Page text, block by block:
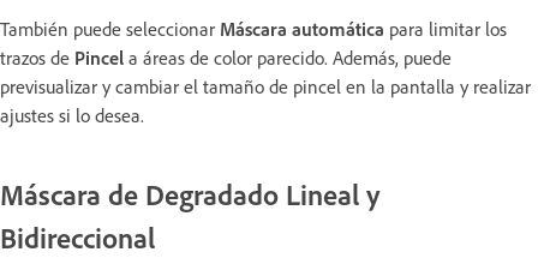
También puede seleccionar Máscara automática para limitar los
trazos de Pincel a áreas de color parecido. Además, puede
previsualizar y cambiar el tamaño de pincel en la pantalla y realizar
ajustes si lo desea.
Máscara de Degradado Lineal y
Bidireccional